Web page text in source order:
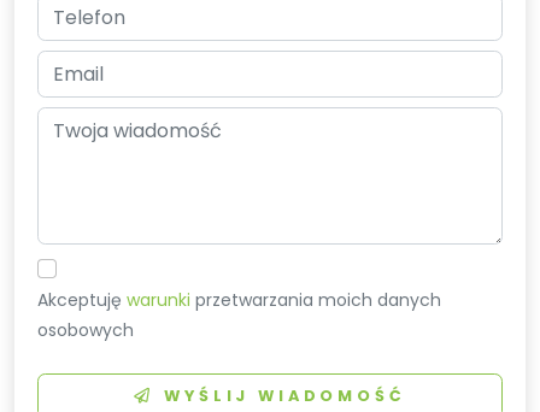
Akceptujęwarunki przetwarzania moich danych
osobowych
WYŚLIJ WIADOMOŚĆ